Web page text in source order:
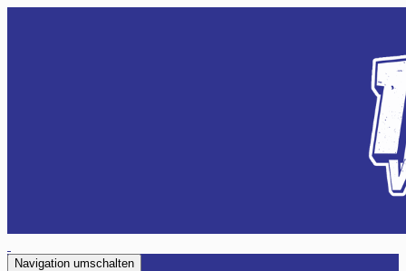
Navigation umschalten